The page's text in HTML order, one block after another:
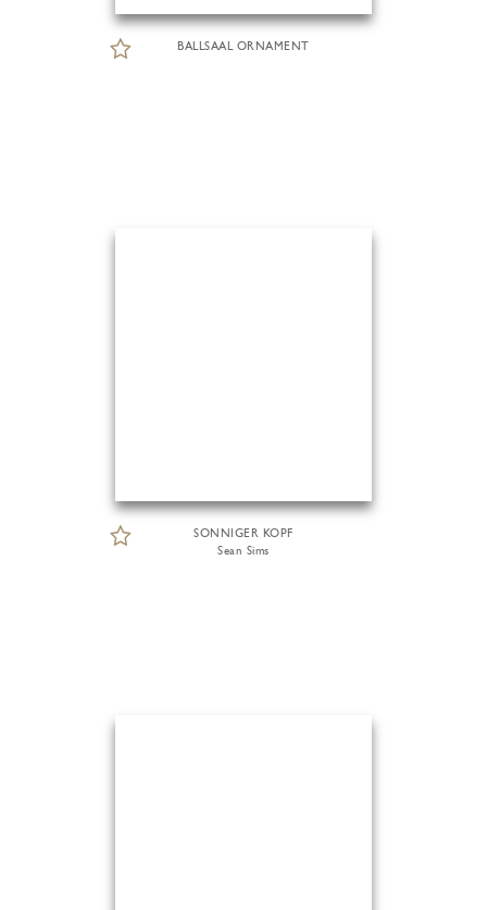
BALLSAAL ORNAMENT
SONNIGER KOPF
Sean Sims